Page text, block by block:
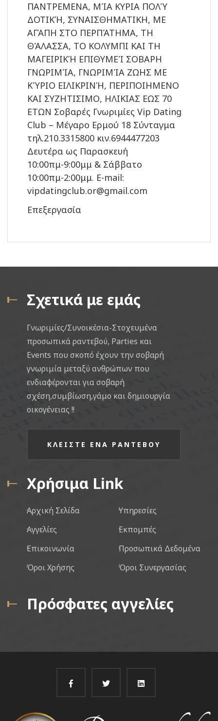
ΠΑΝΤΡΕΜΕΝΑ, ΜΊΑ ΚΥΡΙΑ ΠΟΛΎ
ΔΟΤΙΚΉ, ΣΥΝΑΙΣΘΗΜΑΤΙΚΗ, ΜΕ
ΑΓΆΠΗ ΣΤΟ ΠΕΡΠΆΤΗΜΑ, ΤΗ
ΘΆΛΑΣΣΑ, ΤΟ ΚΟΛΥΜΠΙ ΚΑΙ ΤΗ
ΜΑΓΕΙΡΙΚΉ ΕΠΙΘΥΜΕΊ ΣΟΒΑΡΗ
ΓΝΩΡΙΜΊΑ, ΓΝΩΡΙΜΊΑ ΖΩΗΣ ΜΕ
ΚΎΡΙΟ ΕΙΛΙΚΡΙΝΉ, ΠΕΡΙΠΟΙΗΜΕΝΟ
ΚΑΙ ΣΥΖΗΤΙΣΙΜΟ, ΗΛΙΚΙΑΣ ΕΩΣ 70
ΕΤΩΝ Σοβαρές Γνωριμίες Vip Dating
Club – Μέγαρο Ερμού 18 Σύνταγμα
τηλ.210.3315800 κιν.6944477203
Δευτέρα ως Παρασκευή
10:00πμ-9:00μμ & Σάββατο
10:00πμ-2:00μμ. E-mail:
vipdatingclub.or@gmail.com
Επεξεργασία
Σχετικά με εμάς
Γνωριμίες/Συνοικέσια-Στοχευμένα
προσωπικά ραντεβού, Parties και
Events που σκοπό έχουν την σοβαρή
γνωριμία μεταξύ ανθρώπων που
ενδιαφέρονται για σοβαρή
σχέση,συμβίωση,γάμο και δημιουργία
οικογένειας !!
ΚΛΕΙΣΤΕ ΕΝΑ ΡΑΝΤΕΒΟΥ
Χρήσιμα Link
Αρχική Σελίδα
Υπηρεσίες
Αγγελίες
Εκπομπές
Επικοινωνία
Προσωπικά Δεδομένα
Όροι Χρήσης
Όροι Συνεργασίας
Πρόσφατες αγγελίες